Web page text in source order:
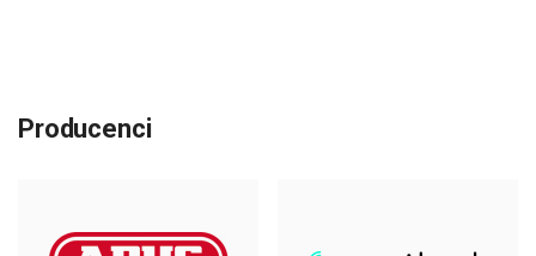
Producenci